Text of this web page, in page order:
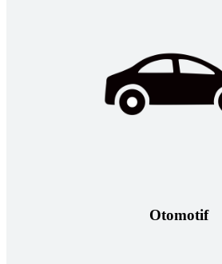
Otomotif